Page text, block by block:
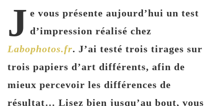
J e vous présente aujourd’hui un test
d’impression réalisé chez
Labophotos.fr. J’ai testé trois tirages sur
trois papiers d’art différents, afin de
mieux percevoir les différences de
résultat… Lisez bien jusqu’au bout, vous